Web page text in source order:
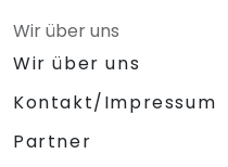
Wir über uns
Wir über uns
Kontakt/Impressum
Partner